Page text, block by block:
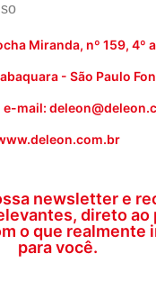
Miranda, nº 159, 4º
- São Paulo
mail:
newsletter e
direto ao
o que realmente
para você.